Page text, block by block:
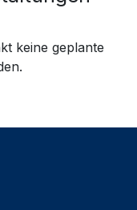
keine geplante